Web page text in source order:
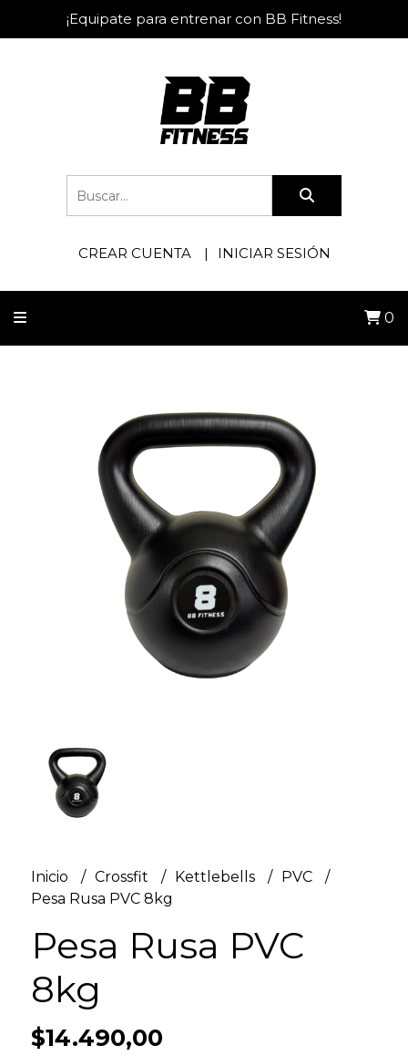
¡Equipate para entrenar con BB Fitness!
CREAR CUENTA INICIAR SESIÓN
0
Inicio Crossfit Kettlebells
PVC
Pesa Rusa PVC 8kg
Pesa Rusa PVC
8kg
$14.490,00